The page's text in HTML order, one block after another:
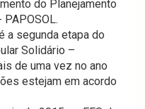
do Planejamento
a segunda etapa do
Solidário –
de uma vez no ano
estejam em acordo